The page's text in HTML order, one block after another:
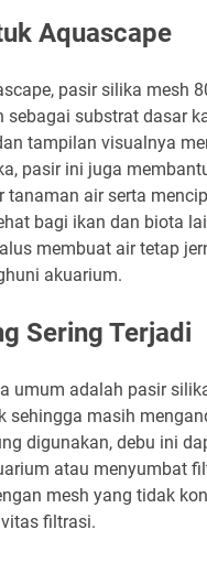
Aquascape
pasir silika mesh
sebagai substrat dasar
tampilan visualnya
pasir ini juga
tanaman air serta
bagi ikan dan biota
membuat air tetap
akuarium.
Sering Terjadi
umum adalah pasir
sehingga masih
digunakan, debu ini
atau menyumbat
mesh yang tidak
filtrasi.